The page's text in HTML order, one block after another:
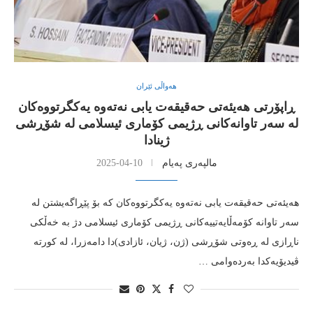
هەواڵی ئێران
ڕاپۆرتی هه‌یئه‌تی حه‌قیقه‌ت یابی نه‌ته‌وه‌ یه‌كگرتووه‌كان
له‌ سه‌ر تاوانه‌كانی ڕژیمی كۆماری ئیسلامی له‌ شۆڕشی
ژینادا
مالپەری پەیام 2025-04-10
هه‌یئه‌تی حه‌قیقه‌ت یابی نه‌ته‌وه‌ یه‌كگرتووه‌كان كه‌ بۆ پێڕاگه‌یشتن له‌
سه‌ر تاوانه‌ كۆمه‌ڵایه‌تییه‌كانی ڕژیمی كۆماری ئیسلامی دژ به‌ خه‌ڵكی
ناڕازی له‌ ڕه‌وتی شۆڕشی (ژن، ژیان، ئازادی)دا دامه‌زرا، له‌ كورته‌
ڤیدیۆیه‌كدا به‌رده‌وامی …